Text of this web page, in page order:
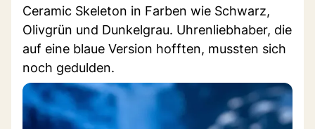
Ceramic Skeleton in Farben wie Schwarz,
Olivgrün und Dunkelgrau. Uhrenliebhaber, die
auf eine blaue Version hofften, mussten sich
noch gedulden.